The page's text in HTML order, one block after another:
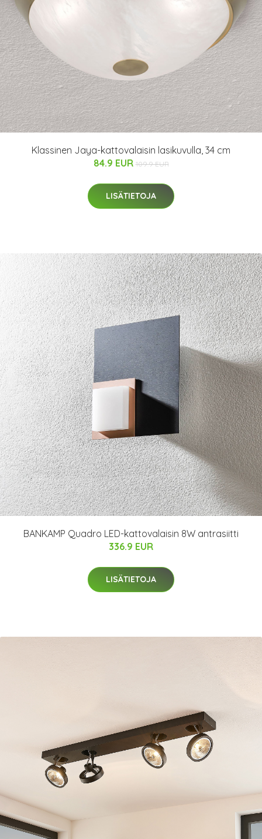
Klassinen Jaya-kattovalaisin lasikuvulla, 34 cm
84.9 EUR 109.9 EUR
LISÄTIETOJA
BANKAMP Quadro LED-kattovalaisin 8W antrasiitti
336.9 EUR
LISÄTIETOJA